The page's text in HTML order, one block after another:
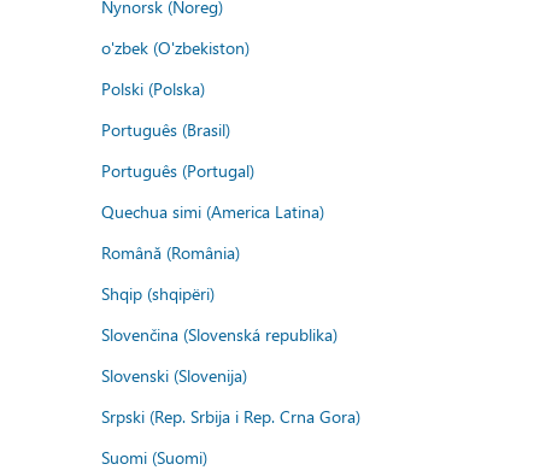
Nynorsk (Noreg)
o'zbek (O'zbekiston)
Polski (Polska)
Português (Brasil)
Português (Portugal)
Quechua simi (America Latina)
Română (România)
Shqip (shqipëri)
Slovenčina (Slovenská republika)
Slovenski (Slovenija)
Srpski (Rep. Srbija i Rep. Crna Gora)
Suomi (Suomi)